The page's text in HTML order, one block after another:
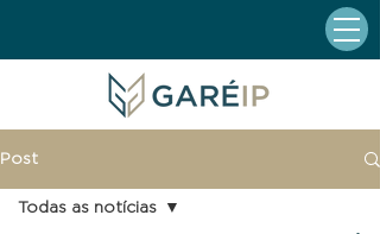
Post
Todas as notícias